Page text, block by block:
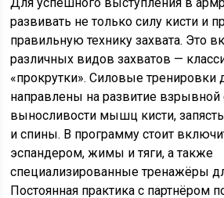
развивать не только силу кисти и
правильную технику захвата. Это
различных видов захватов —
«прокрутки». Силовые
направлены на развитие
выносливости мышц кисти,
и спины. В программу стоит
эспандером, жимы и тяги, а также
специализированные тренажёры
Постоянная практика с партнёром